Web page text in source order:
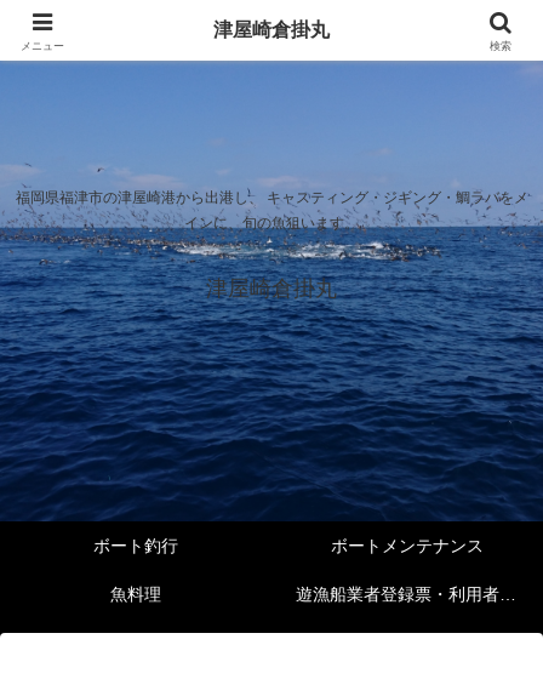
福岡県福津市の津屋崎港から出港し、 キャスティング・ジギング・鯛ラバをメ
インに、旬の魚狙います。
津屋崎倉掛丸
ボート釣行 ボートメンテナンス
魚料理 遊漁船業者登録票・利用者の安全確保等に関する情報
メニュー
津屋崎倉掛丸
検索